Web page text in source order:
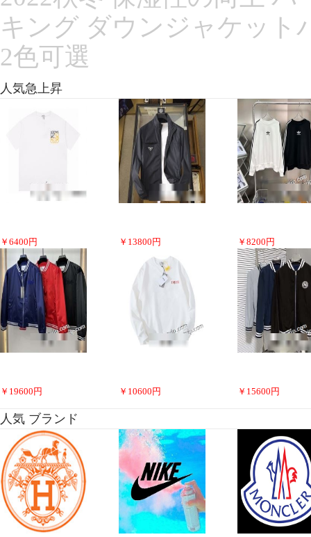
キング ダウンジャケット
2色可選
人気急上昇
￥ 6400 円 ￥ 13800 円 ￥ 8200 円
￥ 19600 円 ￥ 10600 円 ￥ 15600 円
人気 ブランド